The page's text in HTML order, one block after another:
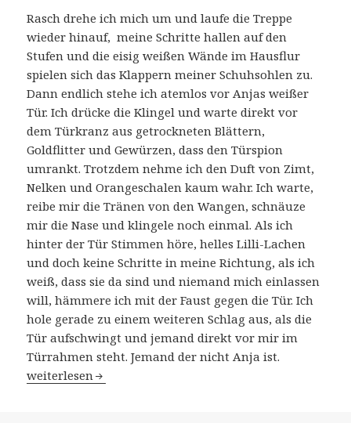
Rasch drehe ich mich um und laufe die Treppe
wieder hinauf, meine Schritte hallen auf den
Stufen und die eisig weißen Wände im Hausflur
spielen sich das Klappern meiner Schuhsohlen zu.
Dann endlich stehe ich atemlos vor Anjas weißer
Tür. Ich drücke die Klingel und warte direkt vor
dem Türkranz aus getrockneten Blättern,
Goldflitter und Gewürzen, dass den Türspion
umrankt. Trotzdem nehme ich den Duft von Zimt,
Nelken und Orangeschalen kaum wahr. Ich warte,
reibe mir die Tränen von den Wangen, schnäuze
mir die Nase und klingele noch einmal. Als ich
hinter der Tür Stimmen höre, helles Lilli-Lachen
und doch keine Schritte in meine Richtung, als ich
weiß, dass sie da sind und niemand mich einlassen
will, hämmere ich mit der Faust gegen die Tür. Ich
hole gerade zu einem weiteren Schlag aus, als die
Tür aufschwingt und jemand direkt vor mir im
Türrahmen steht. Jemand der nicht Anja ist.
Ursprüngliche Version der Szene: Luisa lernt Elias
weiterlesen